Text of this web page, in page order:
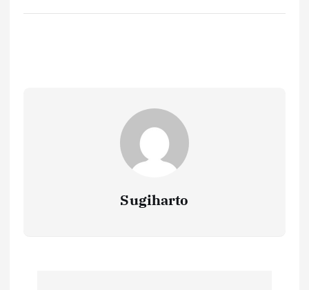
Sugiharto